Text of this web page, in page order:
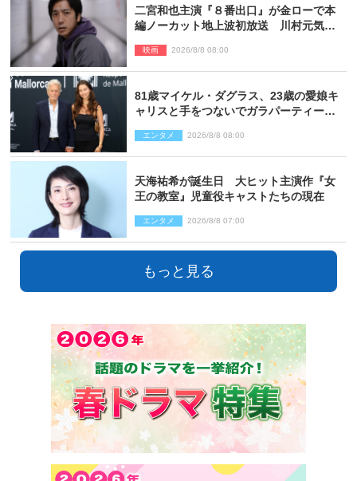
二宮和也主演『８番出口』が金ローで本
編ノーカット地上波初放送 川村元気監
映画 2026/8/8 08:00
81歳マイケル・ダグラス、23歳の愛娘キ
ャリスと手をつないでガラパーティーに
エンタメ 2026/8/8 08:00
天海祐希が誕生日 大ヒット主演作『女
王の教室』児童役キャストたちの現在
エンタメ 2026/8/8 07:00
もっと見る